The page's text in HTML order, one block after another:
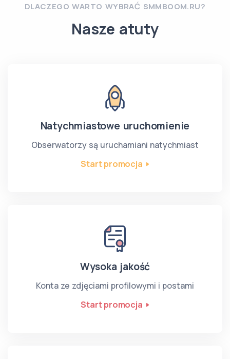
DLACZEGO WARTO WYBRAĆ SMMBOOM.RU?
Nasze atuty
Natychmiastowe uruchomienie
Obserwatorzy są uruchamiani natychmiast
Start promocja
Wysoka jakość
Konta ze zdjęciami profilowymi i postami
Start promocja